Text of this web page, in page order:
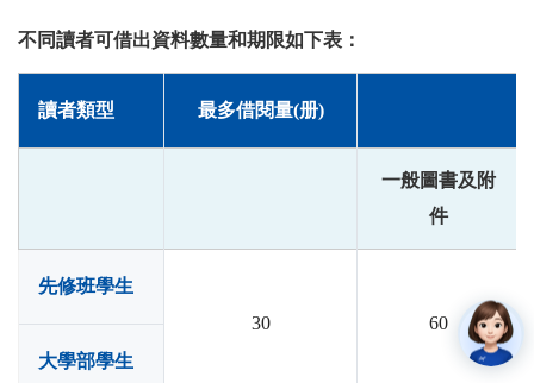
不同讀者可借出資料數量和期限如下表：
讀者類型 最多借閱量(册)
一般圖書及附
件
先修班學生
30
60
大學部學生